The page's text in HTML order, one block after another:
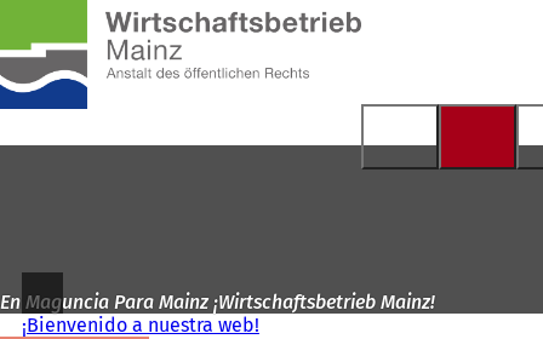
Saltar al contenido
página
de
inicio
En Maguncia Para Mainz ¡Wirtschaftsbetrieb Mainz!
¡Bienvenido a nuestra web!